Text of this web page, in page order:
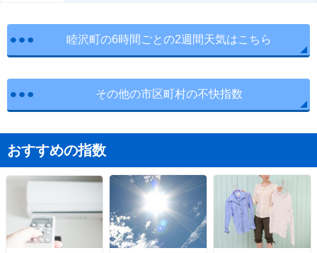
睦沢町の6時間ごとの2週間天気はこちら
その他の市区町村の不快指数
おすすめの指数